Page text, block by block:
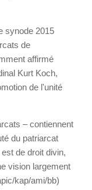
synode 2015
de
affirmé
Kurt Koch,
de l'unité
– contiennent
du patriarcat
de droit divin,
vision largement
kap/ami/bb)